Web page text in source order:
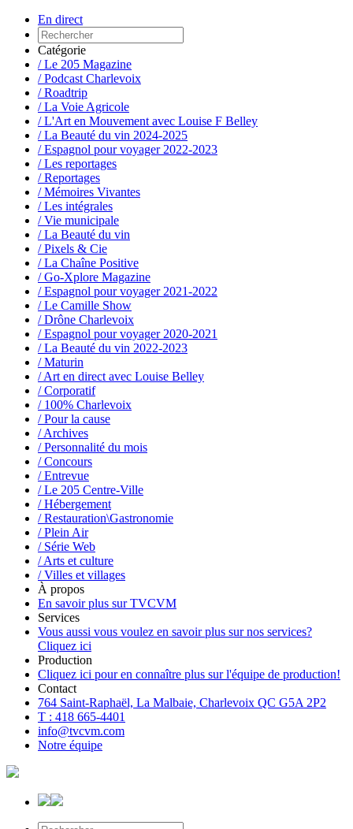
En direct
Catégorie
/ Le 205 Magazine
/ Podcast Charlevoix
/ Roadtrip
/ La Voie Agricole
/ L'Art en Mouvement avec Louise F Belley
/ La Beauté du vin 2024-2025
/ Espagnol pour voyager 2022-2023
/ Les reportages
/ Reportages
/ Mémoires Vivantes
/ Les intégrales
/ Vie municipale
/ La Beauté du vin
/ Pixels & Cie
/ La Chaîne Positive
/ Go-Xplore Magazine
/ Espagnol pour voyager 2021-2022
/ Le Camille Show
/ Drône Charlevoix
/ Espagnol pour voyager 2020-2021
/ La Beauté du vin 2022-2023
/ Maturin
/ Art en direct avec Louise Belley
/ Corporatif
/ 100% Charlevoix
/ Pour la cause
/ Archives
/ Personnalité du mois
/ Concours
/ Entrevue
/ Le 205 Centre-Ville
/ Hébergement
/ Restauration\Gastronomie
/ Plein Air
/ Série Web
/ Arts et culture
/ Villes et villages
À propos
En savoir plus sur TVCVM
Services
Vous aussi vous voulez en savoir plus sur nos services?
Cliquez ici
Production
Cliquez ici pour en connaître plus sur l'équipe de production!
Contact
764 Saint-Raphaël, La Malbaie, Charlevoix QC G5A 2P2
T : 418 665-4401
info@tvcvm.com
Notre équipe